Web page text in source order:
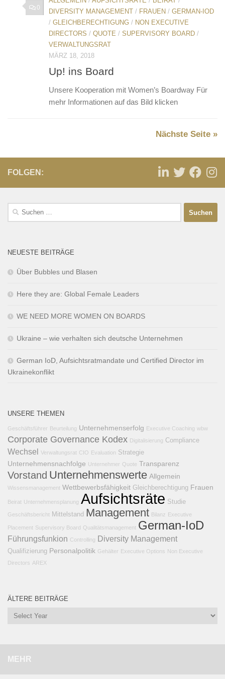
0
DIVERSITY MANAGEMENT / FRAUEN / GERMAN-IOD
/ GLEICHBERECHTIGUNG / NON EXECUTIVE
DIRECTORS / QUOTE / SUPERVISORY BOARD /
VERWALTUNGSRAT
MÄRZ 18, 2018
Up! ins Board
Unsere Kooperation mit Women’s Boardway Für
mehr Informationen auf das Bild klicken
Nächste Seite »
FOLGEN:
NEUESTE BEITRÄGE
Über Bubbles und Blasen
Here they are: Global Female Leaders
WE NEED MORE WOMEN ON BOARDS
Ukraine – wie verhalten sich deutsche Unternehmen
German IoD, Aufsichtsratmandate und Certified Director im
Ukrainekonflikt
UNSERE THEMEN
Geschäftsführer Beurteilung Unternehmenserfolg Executive Coaching wbw
Corporate Governance Kodex Digitalisierung Compliance
Wechsel Verwaltungsrat CIO Evaluation Strategie
Unternehmensnachfolge Unternehmer Quote Transparenz
Vorstand Unternehmenswerte Allgemein
Wissensmanagement Wettbewerbsfähigkeit Gleichberechtigung Frauen
Beirat Unternehmensplanung Aufsichtsräte Studie
Geschäftsbericht Mittelstand Management Bilanz Executive
Placement Supervisory Board Qualitätsmanagement German-IoD
Führungsfunkion Controlling Diversity Management
Qualifizierung Personalpolitik Gehälter Executive Options Non Executive
Directors AREX
ÄLTERE BEITRÄGE
MEHR